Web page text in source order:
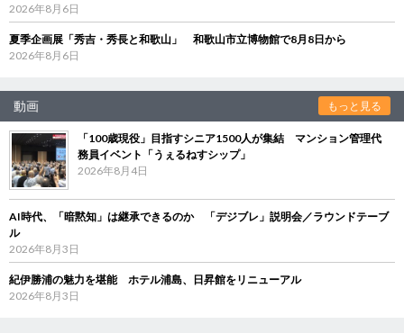
2026年8月6日
夏季企画展「秀吉・秀長と和歌山」 和歌山市立博物館で8月8日から
2026年8月6日
動画 もっと見る
「100歳現役」目指すシニア1500人が集結 マンション管理代
務員イベント「うぇるねすシップ」
2026年8月4日
AI時代、「暗黙知」は継承できるのか 「デジブレ」説明会／ラウンドテーブ
ル
2026年8月3日
紀伊勝浦の魅力を堪能 ホテル浦島、日昇館をリニューアル
2026年8月3日